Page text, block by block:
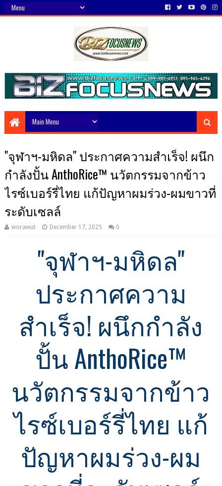
​"จุฬาฯ-มหิดล" ประกาศความสำเร็จ! ผนึก
กำลังปั้น AnthoRice™ นวัตกรรมจากข้าว
ไรซ์เบอร์รี่ไทย แก้ปัญหาผมร่วง-ผมขาวที่
ระดับเซลล์
worawut December 17, 2025 0
​"จุฬาฯ-มหิดล"
ประกาศความ
สำเร็จ! ผนึกกำลัง
ปั้น AnthoRice™
นวัตกรรมจากข้าว
ไรซ์เบอร์รี่ไทย แก้
ปัญหาผมร่วง-ผม